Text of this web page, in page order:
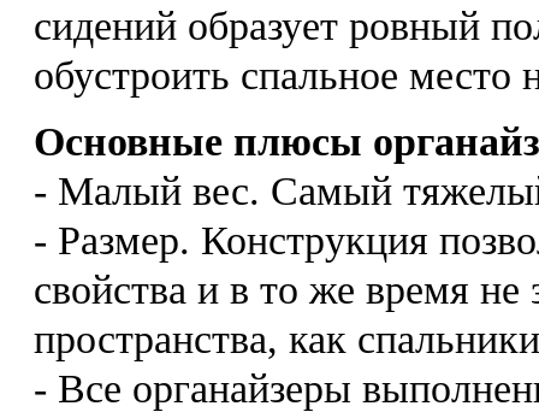
сидений образует ровный
обустроить спальное место
Основные плюсы
- Малый вес. Самый тяжелый
- Размер. Конструкция
свойства и в то же время не
пространства, как
- Все органайзеры